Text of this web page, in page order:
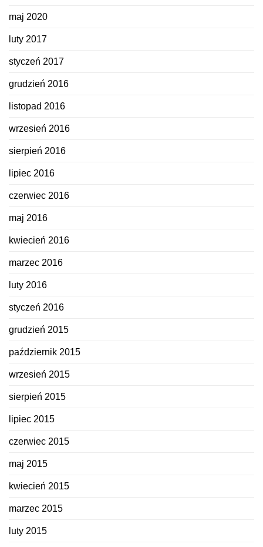
maj 2020
luty 2017
styczeń 2017
grudzień 2016
listopad 2016
wrzesień 2016
sierpień 2016
lipiec 2016
czerwiec 2016
maj 2016
kwiecień 2016
marzec 2016
luty 2016
styczeń 2016
grudzień 2015
październik 2015
wrzesień 2015
sierpień 2015
lipiec 2015
czerwiec 2015
maj 2015
kwiecień 2015
marzec 2015
luty 2015